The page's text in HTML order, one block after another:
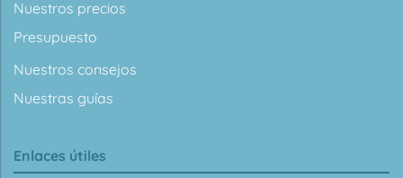
Nuestros precios
Presupuesto
Nuestros consejos
Nuestras guías
Enlaces útiles